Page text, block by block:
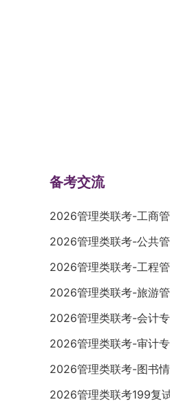
备考交流
2026管理类联考-工商
2026管理类联考-公共
2026管理类联考-工程
2026管理类联考-旅游
2026管理类联考-会计
2026管理类联考-审计
2026管理类联考-图书
2026管理类联考199复